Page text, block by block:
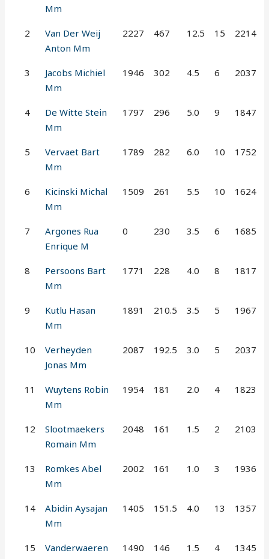
Mm
2
Van Der Weij
Anton Mm
2227 467 12.5 15 2214
3
Jacobs Michiel
Mm
1946 302 4.5 6 2037
4
De Witte Stein
Mm
1797 296 5.0 9 1847
5
Vervaet Bart
Mm
1789 282 6.0 10 1752
6
Kicinski Michal
Mm
1509 261 5.5 10 1624
7
Argones Rua
Enrique M
0 230 3.5 6 1685
8
Persoons Bart
Mm
1771 228 4.0 8 1817
9
Kutlu Hasan
Mm
1891 210.5 3.5 5 1967
10
Verheyden
Jonas Mm
2087 192.5 3.0 5 2037
11
Wuytens Robin
Mm
1954 181 2.0 4 1823
12
Slootmaekers
Romain Mm
2048 161 1.5 2 2103
13
Romkes Abel
Mm
2002 161 1.0 3 1936
14
Abidin Aysajan
Mm
1405 151.5 4.0 13 1357
15
Vanderwaeren
1490 146 1.5 4 1345